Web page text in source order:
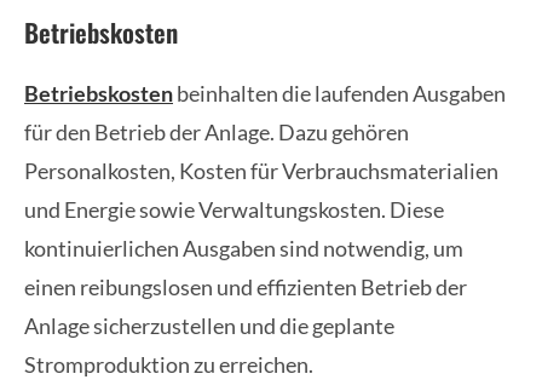
Betriebskosten
Betriebskostenbeinhalten die laufenden Ausgaben
für den Betrieb der Anlage. Dazu gehören
Personalkosten, Kosten für Verbrauchsmaterialien
und Energie sowie Verwaltungskosten. Diese
kontinuierlichen Ausgaben sind notwendig, um
einen reibungslosen und effizienten Betrieb der
Anlage sicherzustellen und die geplante
Stromproduktion zu erreichen.